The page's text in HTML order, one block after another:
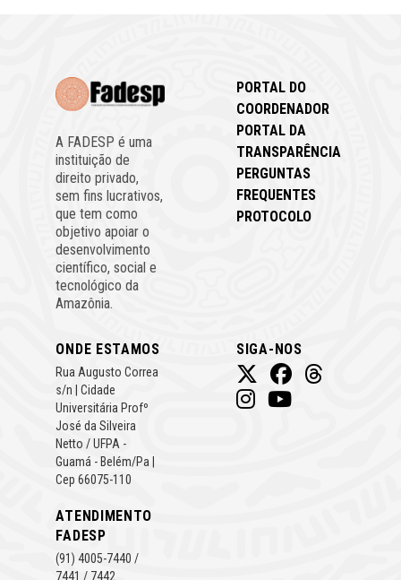
A FADESP é uma
instituição de
direito privado,
sem fins lucrativos,
que tem como
objetivo apoiar o
desenvolvimento
científico, social e
tecnológico da
Amazônia.
PORTAL DO
COORDENADOR
PORTAL DA
TRANSPARÊNCIA
PERGUNTAS
FREQUENTES
PROTOCOLO
ONDE ESTAMOS
Rua Augusto Correa
s/n | Cidade
Universitária Profº
José da Silveira
Netto / UFPA -
Guamá - Belém/Pa |
Cep 66075-110
ATENDIMENTO
FADESP
(91) 4005-7440 /
7441 / 7442
SIGA-NOS